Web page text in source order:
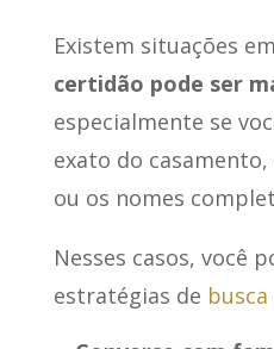
Existem situações
certidão pode ser
especialmente se
exato do
ou os nomes
Nesses casos, você
estratégias de